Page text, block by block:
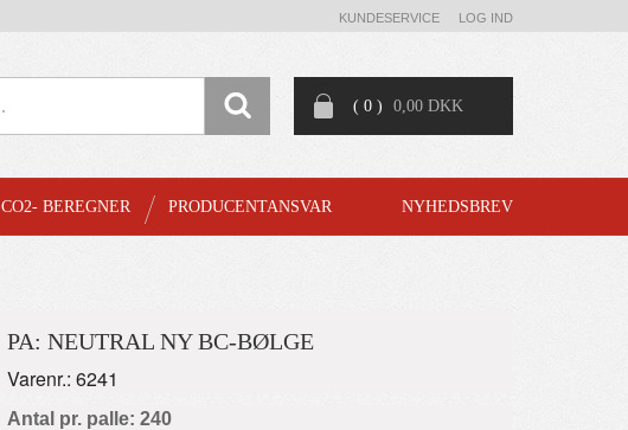
KUNDESERVICE LOG IND
( 0 ) 0,00 DKK
CO2- BEREGNER PRODUCENTANSVAR NYHEDSBREV
PA: NEUTRAL NY BC-BØLGE
Varenr.: 6241
Antal pr. palle: 240